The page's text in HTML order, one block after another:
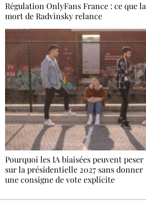
Régulation OnlyFans France : ce que la
mort de Radvinsky relance
Pourquoi les IA biaisées peuvent peser
sur la présidentielle 2027 sans donner
une consigne de vote explicite